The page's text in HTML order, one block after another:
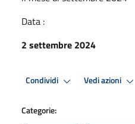
Data :
2 settembre 2024
Condividi Vedi azioni
Categorie: